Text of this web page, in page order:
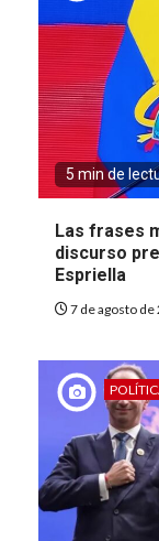
5 min de
Las frases
discurso
Espriella
7 de agosto de